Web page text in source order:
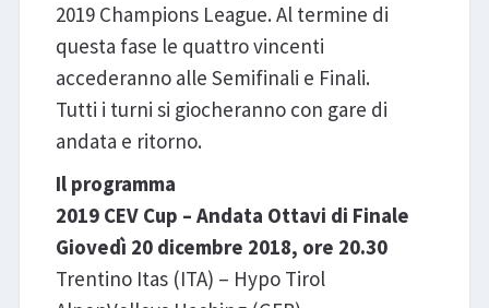
2019 Champions League. Al termine di
questa fase le quattro vincenti
accederanno alle Semifinali e Finali.
Tutti i turni si giocheranno con gare di
andata e ritorno.
Il programma
2019 CEV Cup – Andata Ottavi di Finale
Giovedì 20 dicembre 2018, ore 20.30
Trentino Itas (ITA) – Hypo Tirol